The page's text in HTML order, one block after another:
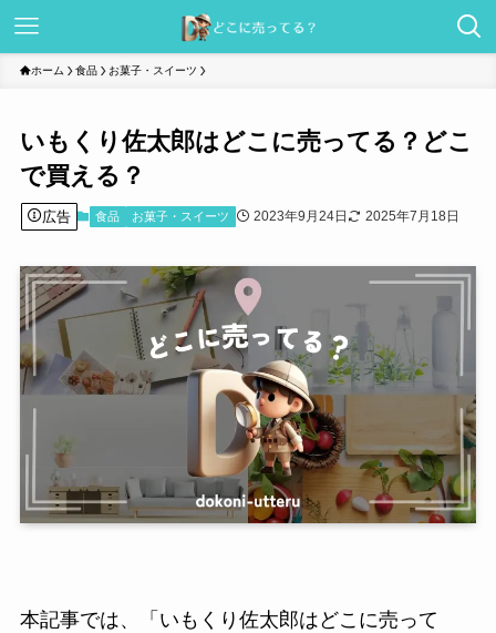
ホーム 食品 お菓子・スイーツ
いもくり佐太郎はどこに売ってる？どこ
で買える？
広告 食品 お菓子・スイーツ 2023年9月24日 2025年7月18日
本記事では、「いもくり佐太郎はどこに売って